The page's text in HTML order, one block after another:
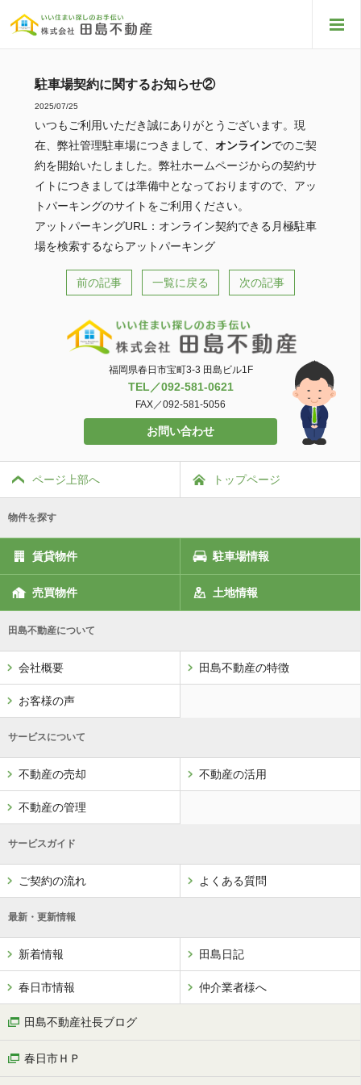
駐車場契約に関するお知らせ②
2025/07/25
いつもご利用いただき誠にありがとうございます。現
在、弊社管理駐車場につきまして、 オンラインでのご契
約を開始いたしました。弊社ホームページからの契約サ
イトにつきましては準備中となっておりますので、アッ
トパーキングのサイトをご利用ください。
アットパーキングURL： オンライン契約できる月極駐車
場を検索するならアットパーキング
前の記事 一覧に戻る 次の記事
福岡県春日市宝町3-3 田島ビル1F
TEL／092-581-0621
FAX／092-581-5056
お問い合わせ
ページ上部へ トップページ
物件を探す
賃貸物件 駐車場情報
売買物件 土地情報
田島不動産について
会社概要 田島不動産の特徴
お客様の声
サービスについて
不動産の売却 不動産の活用
不動産の管理
サービスガイド
ご契約の流れ よくある質問
最新・更新情報
新着情報 田島日記
春日市情報 仲介業者様へ
田島不動産社長ブログ
春日市ＨＰ